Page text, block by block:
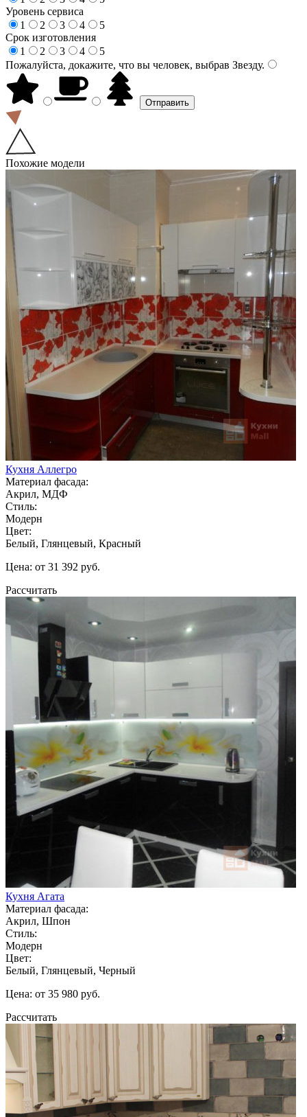
Уровень сервиса
1
2 3 4
5
Срок изготовления
1
2 3 4
5
Пожалуйста, докажите, что вы человек, выбрав Звезду.
Похожие модели
Кухня Аллегро
Материал фасада:
Акрил, МДФ
Стиль:
Модерн
Цвет:
Белый, Глянцевый, Красный
Цена: от 31 392 руб.
Рассчитать
Кухня Агата
Материал фасада:
Акрил, Шпон
Стиль:
Модерн
Цвет:
Белый, Глянцевый, Черный
Цена: от 35 980 руб.
Рассчитать